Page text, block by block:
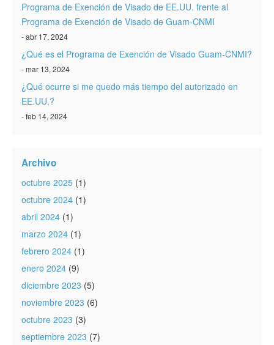
Programa de Exención de Visado de EE.UU. frente al
Programa de Exención de Visado de Guam-CNMI
- abr 17, 2024
¿Qué es el Programa de Exención de Visado Guam-CNMI?
- mar 13, 2024
¿Qué ocurre si me quedo más tiempo del autorizado en
EE.UU.?
- feb 14, 2024
Archivo
octubre 2025 (1)
octubre 2024 (1)
abril 2024 (1)
marzo 2024 (1)
febrero 2024 (1)
enero 2024 (9)
diciembre 2023 (5)
noviembre 2023 (6)
octubre 2023 (3)
septiembre 2023 (7)